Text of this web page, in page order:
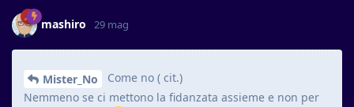
mashiro 29 mag
Mister_No
Come no ( cit.)
Nemmeno se ci mettono la fidanzata assieme e non per